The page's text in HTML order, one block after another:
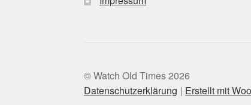
© Watch Old Times 2026
Datenschutzerklärung
Erstellt mit